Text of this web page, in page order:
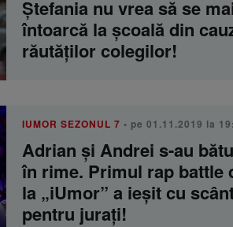
Ştefania nu vrea să se
întoarcă la şcoală din
răutăţilor colegilor!
IUMOR SEZONUL 7 • pe 01.11.2019 la
Adrian și Andrei s-au
în rime. Primul rap battle
la „iUmor” a ieșit cu
pentru jurați!